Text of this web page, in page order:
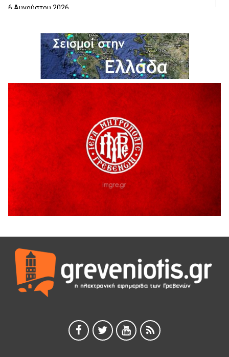
6 Αυγούστου 2026
6 Αυγούστου 2026
Ολοκληρώνεται η ασφαλτόστρωση της οδού Περιβόλι –
6 Αυγούστου 2026
H παραδοχή λαθών είναι (και) δύναμη
5 Αυγούστου 2026
Ο ΑΝΔΡΕΑΣ ΑΣΛΑΝΙΔΗΣ ΣΥΝΕΧΙΖΕΙ ΣΤΟΝ ΠΡΩΤΕΑ
ΓΡΕΒΕΝΩΝ
5 Αυγούστου 2026
Ευχαριστήριο Εκπολιτιστικού Συλλόγου Ταξιάρχη προς κ.
Παρασχάκη Αθανάσιο
5 Αυγούστου 2026
Διακοπή υδροδότησης του Α΄ κλάδου ύδρευσης
5 Αυγούστου 2026
Θερινό Σινεμά στο πλαίσιο του «Πολιτιστικού
Καλοκαιριού 2026» με την βραβευμένη ταινία «Μικρές
Ανάσες».
5 Αυγούστου 2026
5 Αυγούστου 2026